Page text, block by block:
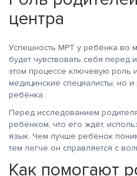
центра
Успешность МРТ у ребёнка во
будет чувствовать себя перед
этом процессе ключевую роль
медицинские специалисты, но
ребёнка.
Перед исследованием
ребёнком, что его ждёт,
язык. Чем лучше ребёнок
тем легче он справляется с
Как помогают